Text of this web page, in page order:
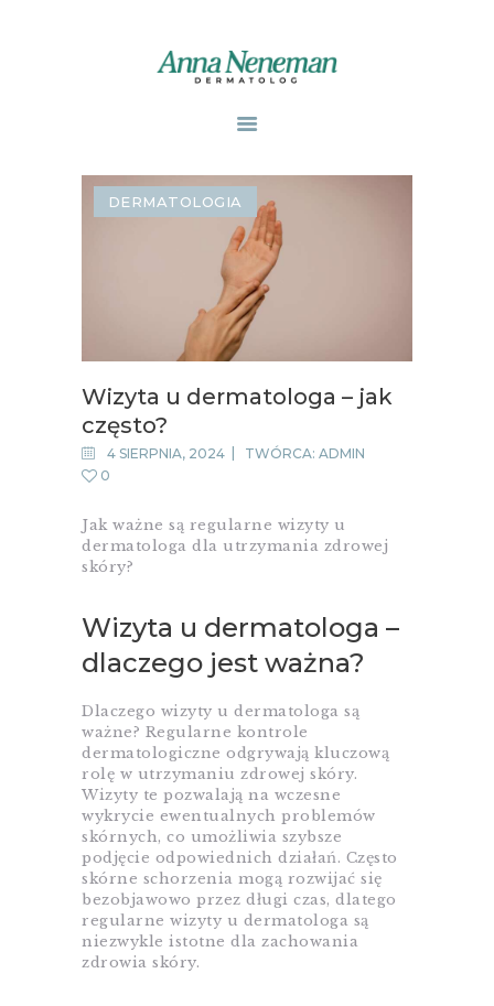
PUBLIKACJE
ZABIEGI
GABINETY
KONTAKT
DERMATOLOGIA
Wizyta u dermatologa – jak
często?
4 SIERPNIA, 2024 TWÓRCA: ADMIN
0
Jak ważne są regularne wizyty u
dermatologa dla utrzymania zdrowej
skóry?
Wizyta u dermatologa –
dlaczego jest ważna?
Dlaczego wizyty u dermatologa są
ważne? Regularne kontrole
dermatologiczne odgrywają kluczową
rolę w utrzymaniu zdrowej skóry.
Wizyty te pozwalają na wczesne
wykrycie ewentualnych problemów
skórnych, co umożliwia szybsze
podjęcie odpowiednich działań. Często
skórne schorzenia mogą rozwijać się
bezobjawowo przez długi czas, dlatego
regularne wizyty u dermatologa są
niezwykle istotne dla zachowania
zdrowia skóry.